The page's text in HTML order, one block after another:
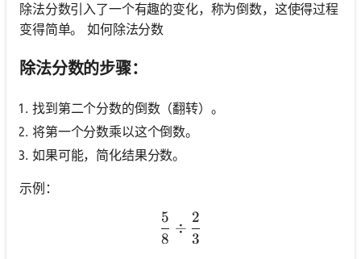
除法分数引入了一个有趣的变化，称为倒数，这使得过程
变得简单。 如何除法分数
除法分数的步骤：
找到第二个分数的倒数（翻转）。
将第一个分数乘以这个倒数。
如果可能，简化结果分数。
示例：
\frac{5}{8} \div
8
5
÷
3
2